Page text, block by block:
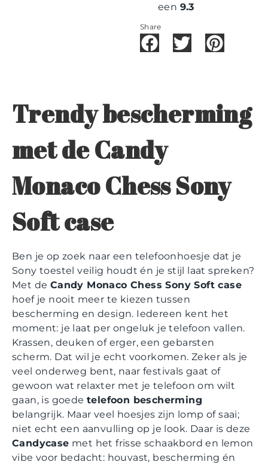
een 9.3
Share
Trendy bescherming
met de Candy
Monaco Chess Sony
Soft case
Ben je op zoek naar een telefoonhoesje dat je
Sony toestel veilig houdt én je stijl laat spreken?
Met de Candy Monaco Chess Sony Soft case
hoef je nooit meer te kiezen tussen
bescherming en design. Iedereen kent het
moment: je laat per ongeluk je telefoon vallen.
Krassen, deuken of erger, een gebarsten
scherm. Dat wil je echt voorkomen. Zeker als je
veel onderweg bent, naar festivals gaat of
gewoon wat relaxter met je telefoon om wilt
gaan, is goedetelefoon bescherming
belangrijk. Maar veel hoesjes zijn lomp of saai;
niet echt een aanvulling op je look. Daar is deze
Candycase met het frisse schaakbord en lemon
vibe voor bedacht: houvast, bescherming én